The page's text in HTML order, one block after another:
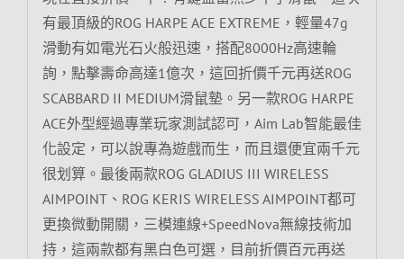
有最頂級的ROG HARPE ACE EXTREME，輕量47g
滑動有如電光石火般迅速，搭配8000Hz高速輪
詢，點擊壽命高達1億次，這回折價千元再送ROG
SCABBARD II MEDIUM滑鼠墊。另一款ROG HARPE
ACE外型經過專業玩家測試認可，Aim Lab智能最佳
化設定，可以說專為遊戲而生，而且還便宜兩千元
很划算。最後兩款ROG GLADIUS III WIRELESS
AIMPOINT、ROG KERIS WIRELESS AIMPOINT都可
更換微動開關，三模連線+SpeedNova無線技術加
持，這兩款都有黑白色可選，目前折價百元再送